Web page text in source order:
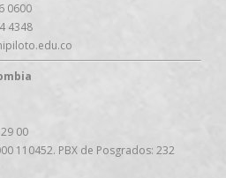
0600
4348
00
110452. PBX de Posgrados: 232